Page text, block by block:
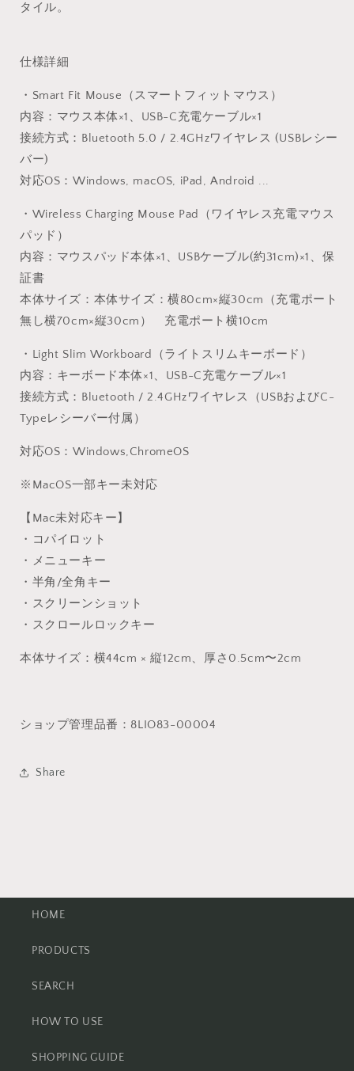
タイル。
仕様詳細
・Smart Fit Mouse（スマートフィットマウス）
内容：マウス本体×1、USB-C充電ケーブル×1
接続方式：Bluetooth 5.0 / 2.4GHzワイヤレス (USBレシー
バー)
対応OS：Windows, macOS, iPad, Android ...
・Wireless Charging Mouse Pad（ワイヤレス充電マウス
パッド）
内容：マウスパッド本体×1、USBケーブル(約31cm)×1、保
証書
本体サイズ：本体サイズ：横80cm×縦30cm（充電ポート
無し横70cm×縦30cm） 充電ポート横10cm
・Light Slim Workboard（ライトスリムキーボード）
内容：キーボード本体×1、USB-C充電ケーブル×1
接続方式：Bluetooth / 2.4GHzワイヤレス（USBおよびC-
Typeレシーバー付属）
対応OS：Windows,ChromeOS
※MacOS一部キー未対応
【Mac未対応キー】
・コパイロット
・メニューキー
・半角/全角キー
・スクリーンショット
・スクロールロックキー
本体サイズ：横44cm × 縦12cm、厚さ0.5cm〜2cm
ショップ管理品番：8LIO83-00004
Share
HOME
PRODUCTS
SEARCH
HOW TO USE
SHOPPING GUIDE